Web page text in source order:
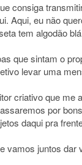
consiga
Aqui, eu não
tem algodão
que sintam o
levar uma
criativo que me
por
daqui pra
vamos juntos dar